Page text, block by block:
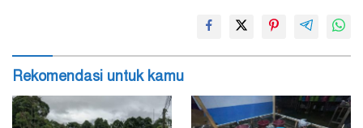
Rekomendasi untuk kamu